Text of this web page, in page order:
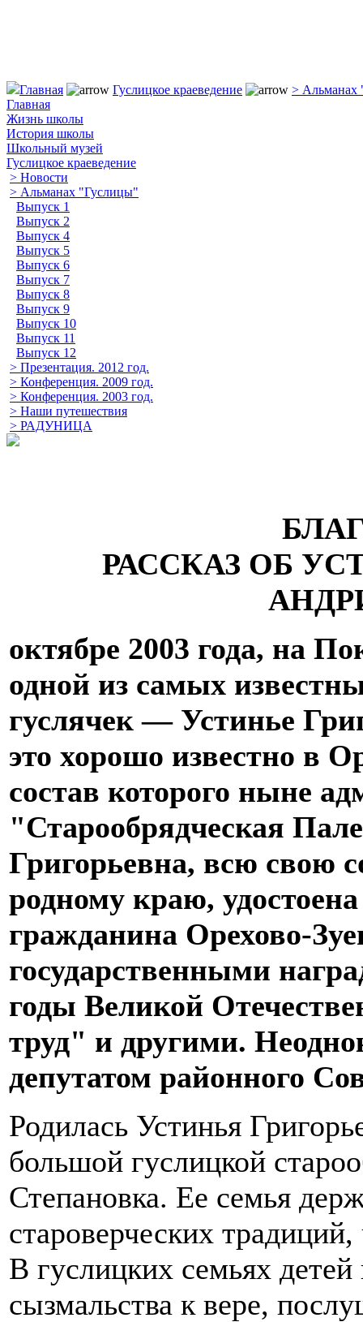
Главная Гуслицкое краеведение
> Альманах
Главная
Жизнь школы
История школы
Школьный музей
Гуслицкое краеведение
> Новости
> Альманах "Гуслицы"
Выпуск 1
Выпуск 2
Выпуск 4
Выпуск 5
Выпуск 6
Выпуск 7
Выпуск 8
Выпуск 9
Выпуск 10
Выпуск 11
Выпуск 12
> Презентация. 2012 год.
> Конференция. 2009 год.
> Конференция. 2003 год.
> Наши путешествия
> РАДУНИЦА
РАССКАЗ ОБ
октябре 2003 года, на
одной из самых
гуслячек — Устинье
это хорошо известно в
состав которого ныне
"Старообрядческая
Григорьевна, всю свою
родному краю,
гражданина Орехово-
государственными
годы Великой
труд" и другими.
депутатом районного
Родилась Устинья
большой гуслицкой
Степановка. Ее семья
староверческих
В гуслицких семьях
сызмальства к вере,